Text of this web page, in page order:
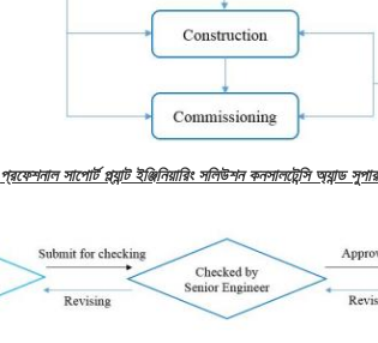
প্রফেশনাল সাপোর্ট প্ল্যান্ট ইঞ্জিনিয়ারিং সলিউশন কনসালটেন্সি অ্যান্ড